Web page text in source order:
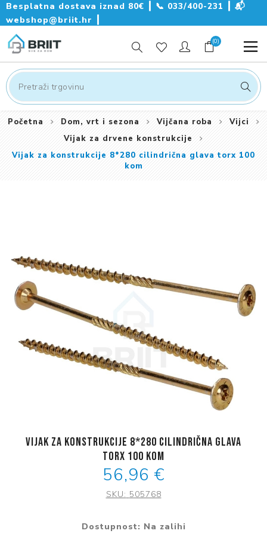
Besplatna dostava iznad 80€ ┃ 📞 033/400-231
📬
webshop@briit.hr
(0)
Početna Dom, vrt i sezona Vijčana roba
Vijci
Vijak za drvene konstrukcije
Vijak za konstrukcije 8*280 cilindrična glava torx 100
kom
Vijak za konstrukcije 8*280 cilindrična glava
torx 100 kom
56,96 €
SKU: 505768
Dostupnost: Na zalihi